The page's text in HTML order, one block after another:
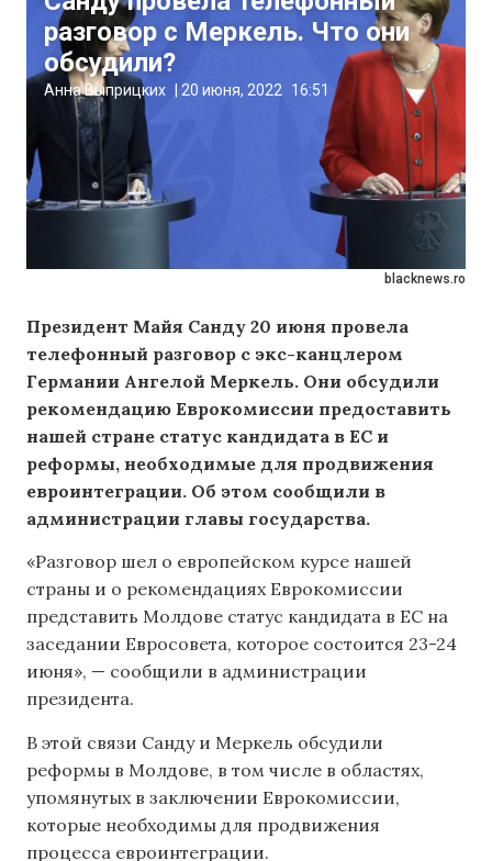
blacknews.ro
разговор с Меркель. Что они
обсудили?
Анна Выприцких 20 июня, 2022 16:51
Президент Майя Санду 20 июня провела
телефонный разговор с экс-канцлером
Германии Ангелой Меркель. Они обсудили
рекомендацию Еврокомиссии предоставить
нашей стране статус кандидата в ЕС и
реформы, необходимые для продвижения
евроинтеграции. Об этом сообщили в
администрации главы государства.
«Разговор шел о европейском курсе нашей
страны и о рекомендациях Еврокомиссии
представить Молдове статус кандидата в ЕС на
заседании Евросовета, которое состоится 23-24
июня», — сообщили в администрации
президента.
В этой связи Санду и Меркель обсудили
реформы в Молдове, в том числе в областях,
упомянутых в заключении Еврокомиссии,
которые необходимы для продвижения
процесса евроинтеграции.